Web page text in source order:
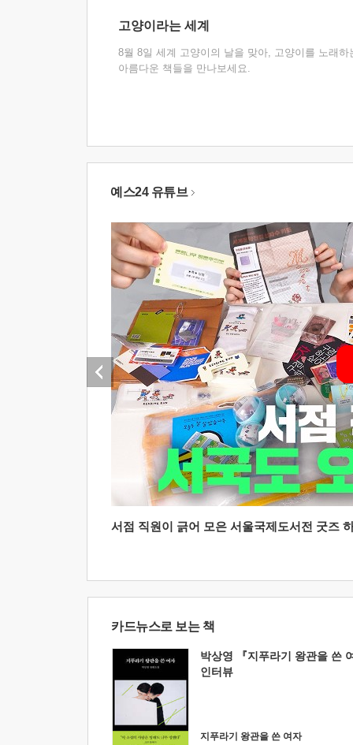
고양이라는 세계
8월 8일 세계 고양이의 날을 맞아, 고양이를 노래하
아름다운 책들을 만나보세요.
예스24 유튜브
서점 직원이 긁어 모은 서울국제도서전 굿즈
카드뉴스로 보는 책
박상영 『지푸라기 왕관을 쓴
인터뷰
지푸라기 왕관을 쓴 여자